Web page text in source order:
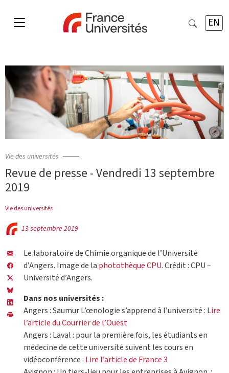
EN
Vie des universités
Revue de presse - Vendredi 13 septembre
2019
Vie des universités
13 septembre 2019
Le laboratoire de Chimie organique de l’Université
d’Angers. Image de la photothèque CPU. Crédit : CPU –
Université d’Angers.
Dans nos universités :
Angers : Saumur L’œnologie s’apprend à l’université : Lire
l’article du Courrier de l’Ouest
Angers : Laval : pour la première fois, les étudiants en
médecine de cette université suivent les cours en
vidéoconférence : Lire l’article de France 3